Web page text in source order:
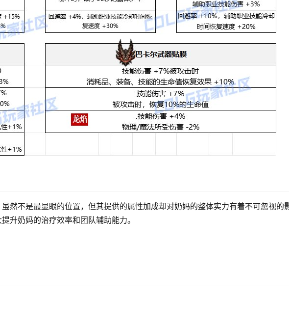
然不是最显眼的位置，但其提供的属性加成却对奶妈的整体实力有着不可忽视的
升奶妈的治疗效率和团队辅助能力。